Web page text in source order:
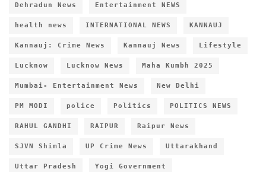
Dehradun News Entertainment NEWS
health news INTERNATIONAL NEWS KANNAUJ
Kannauj: Crime News Kannauj News Lifestyle
Lucknow Lucknow News Maha Kumbh 2025
Mumbai- Entertainment News New Delhi
PM MODI police Politics POLITICS NEWS
RAHUL GANDHI RAIPUR Raipur News
SJVN Shimla UP Crime News Uttarakhand
Uttar Pradesh Yogi Government